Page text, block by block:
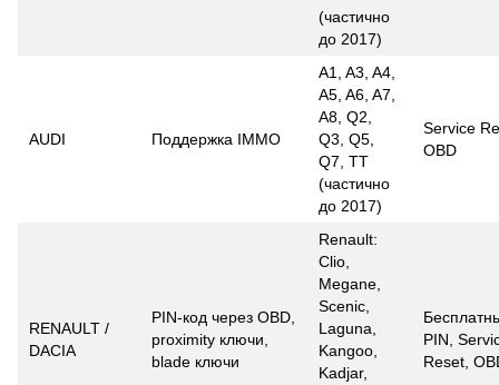
(частично
до 2017)
AUDI Поддержка IMMO
A1, A3, A4,
A5, A6, A7,
A8, Q2,
Q3, Q5,
Q7, TT
(частично
до 2017)
Service
OBD
RENAULT /
DACIA
PIN-код через OBD,
proximity ключи,
blade ключи
Renault:
Clio,
Megane,
Scenic,
Laguna,
Kangoo,
Kadjar,
PIN,
Reset,